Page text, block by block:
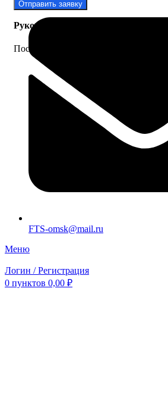
FTS-omsk@mail.ru
Меню
Логин / Регистрация
0 пунктов 0,00 ₽
Отправить заявку
Руководства и инструкции
Посмотрите руководства к ДВС и